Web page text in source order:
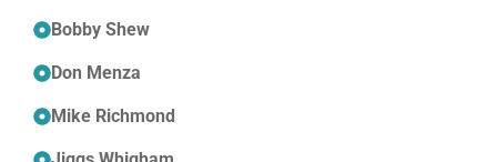
Bobby Shew
Don Menza
Mike Richmond